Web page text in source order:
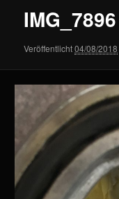
IMG_7896
Veröffentlicht04/08/2018